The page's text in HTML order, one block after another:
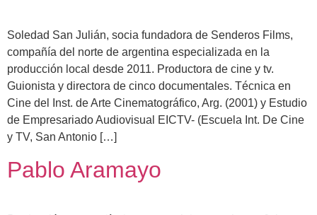
Soledad San Julián, socia fundadora de Senderos Films,
compañía del norte de argentina especializada en la
producción local desde 2011. Productora de cine y tv.
Guionista y directora de cinco documentales. Técnica en
Cine del Inst. de Arte Cinematográfico, Arg. (2001) y Estudio
de Empresariado Audiovisual EICTV- (Escuela Int. De Cine
y TV, San Antonio […]
Pablo Aramayo